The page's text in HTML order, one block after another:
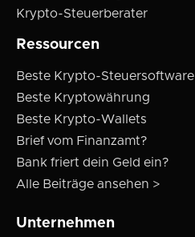
Krypto-Steuerberater
Ressourcen
Beste Krypto-Steuersoftware
Beste Kryptowährung
Beste Krypto-Wallets
Brief vom Finanzamt?
Bank friert dein Geld ein?
Alle Beiträge ansehen >
Unternehmen